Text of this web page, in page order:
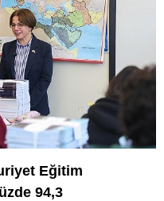
Instagram
Youtube
Pinterest
Dribbble
LinkedIn
Eğitim
94,3